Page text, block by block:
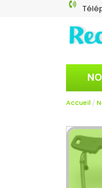
Accueil